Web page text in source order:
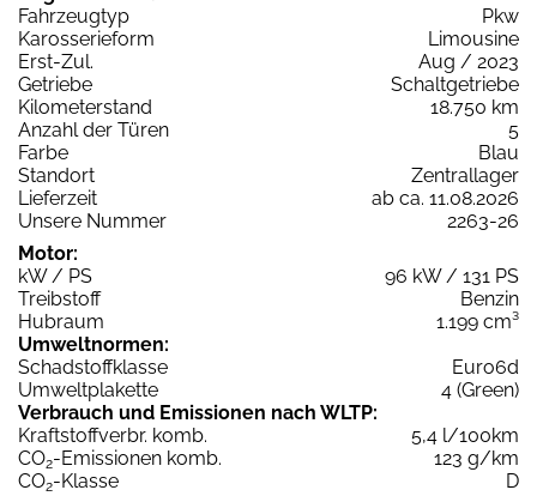
Fahrzeugtyp
Pkw
Karosserieform
Limousine
Erst-Zul.
Aug / 2023
Getriebe
Schaltgetriebe
Kilometerstand
18.750 km
Anzahl der Türen
5
Farbe
Blau
Standort
Zentrallager
Lieferzeit
ab ca. 11.08.2026
Unsere Nummer
2263-26
Motor:
kW / PS
96 kW / 131 PS
Treibstoff
Benzin
Hubraum
1.199 cm³
Umweltnormen:
Schadstoffklasse
Euro6d
Umweltplakette
4 (Green)
Verbrauch und Emissionen nach WLTP:
Kraftstoffverbr. komb.
5,4 l/100km
CO2-Emissionen komb.
123 g/km
CO2-Klasse
D